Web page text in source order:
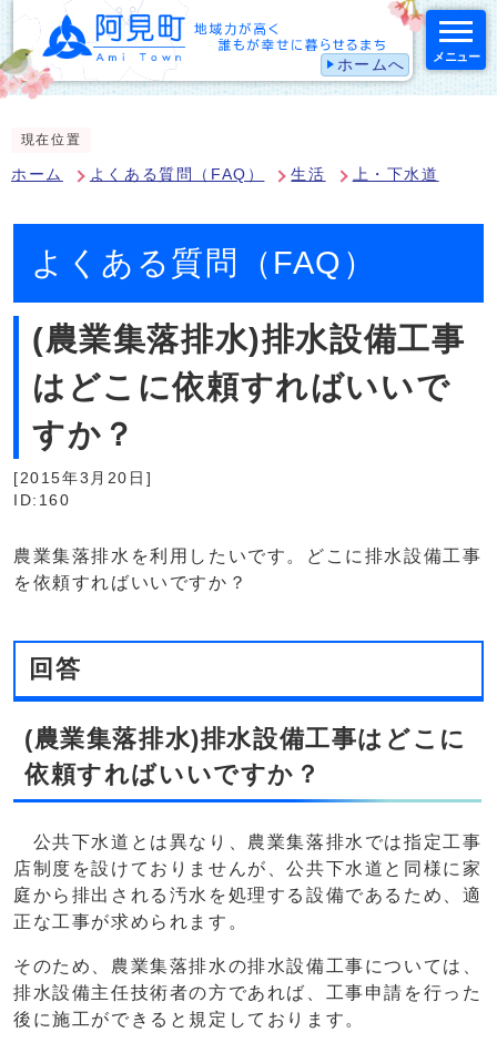
ホームへ メニュー
現在位置
ホーム よくある質問（FAQ） 生活 上・下水道
よくある質問（FAQ）
(農業集落排水)排水設備工事
はどこに依頼すればいいで
すか？
[2015年3月20日]
ID:160
農業集落排水を利用したいです。どこに排水設備工事
を依頼すればいいですか？
回答
(農業集落排水)排水設備工事はどこに
依頼すればいいですか？
公共下水道とは異なり、農業集落排水では指定工事
店制度を設けておりませんが、公共下水道と同様に家
庭から排出される汚水を処理する設備であるため、適
正な工事が求められます。
そのため、農業集落排水の排水設備工事については、
排水設備主任技術者の方であれば、工事申請を行った
後に施工ができると規定しております。